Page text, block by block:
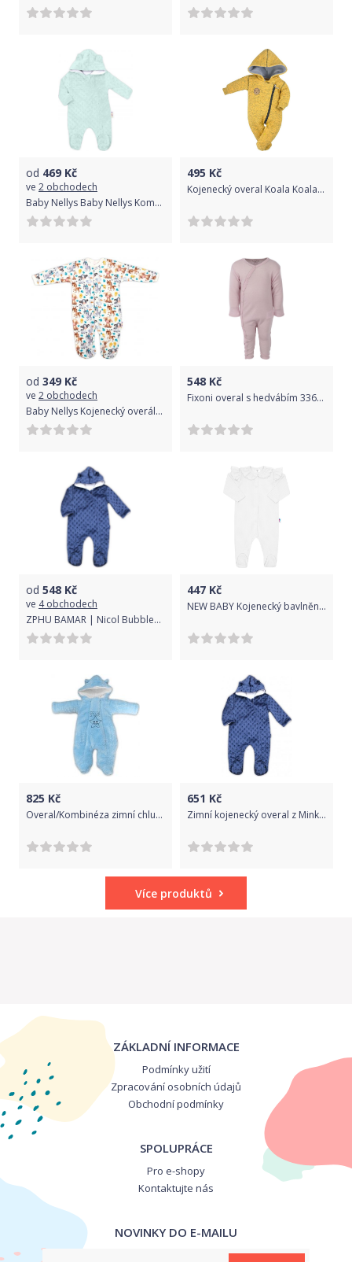
od 469 Kč
ve 2 obchodech
Baby Nellys Baby Nellys Kombinézka/overálek MINKY s kapucí a oušky - mátová, vel. 80 80 (9-12m)
495 Kč
Kojenecký overal Koala Koala melírovaná žlutá 62 (3-6m)
od 349 Kč
ve 2 obchodech
Baby Nellys Kojenecký overálek zapínání uprostřed, Farm - krémová, vel. 74
548 Kč
Fixoni overal s hedvábím 33608_20_54 Fixoni: 56
od 548 Kč
ve 4 obchodech
ZPHU BAMAR | Nicol Bubbles | Zimní kojenecký overal z Minky Nicol Bubbles modrý | Modrá | 62 (3-6m)
447 Kč
NEW BABY Kojenecký bavlněný overal Stripes bílý 86 100% Bavlna 86 (12-18m)
825 Kč
Overal/Kombinéza zimní chlupáčková - LITTLE STAR modrá - vel.62
651 Kč
Zimní kojenecký overal z Minky Nicol Bubbles modrý, Modrá, 68 (4-6m)
Více produktů
ZÁKLADNÍ INFORMACE
Podmínky užití
Zpracování osobních údajů
Obchodní podmínky
SPOLUPRÁCE
Pro e-shopy
Kontaktujte nás
NOVINKY DO E-MAILU